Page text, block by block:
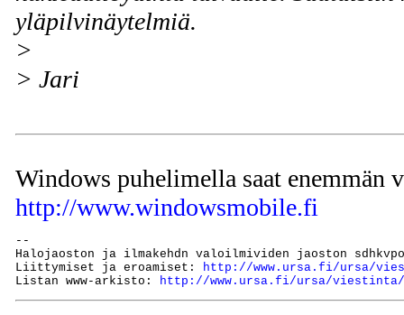
yläpilvinäytelmiä.
>
> Jari
Windows puhelimella saat enemmän
http://www.windowsmobile.fi
--
Halojaoston ja ilmakehdn valoilmividen jaoston
Liittymiset ja eroamiset:
http://www.ursa.fi/ursa/
Listan www-arkisto:
http://www.ursa.fi/ursa/viestinta/